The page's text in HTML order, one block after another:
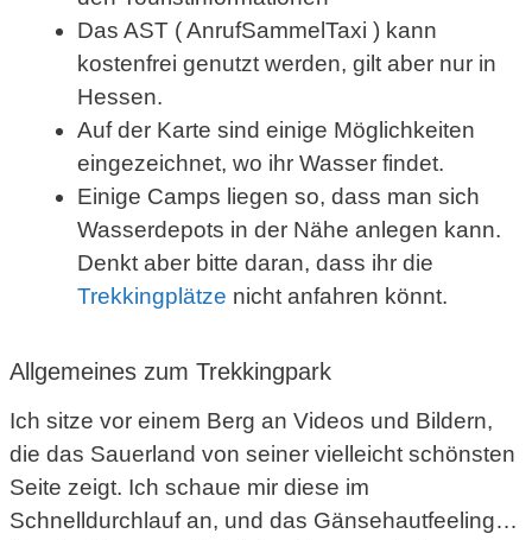
Das AST ( AnrufSammelTaxi ) kann
kostenfrei genutzt werden, gilt aber nur in
Hessen.
Auf der Karte sind einige Möglichkeiten
eingezeichnet, wo ihr Wasser findet.
Einige Camps liegen so, dass man sich
Wasserdepots in der Nähe anlegen kann.
Denkt aber bitte daran, dass ihr die
Trekkingplätze nicht anfahren könnt.
Allgemeines zum Trekkingpark
Ich sitze vor einem Berg an Videos und Bildern,
die das Sauerland von seiner vielleicht schönsten
Seite zeigt. Ich schaue mir diese im
Schnelldurchlauf an, und das Gänsehautfeeling…